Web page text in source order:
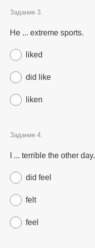
Задание 3.
He ... extreme sports.
liked
did like
liken
Задание 4.
I ... terrible the other day.
did feel
felt
feel